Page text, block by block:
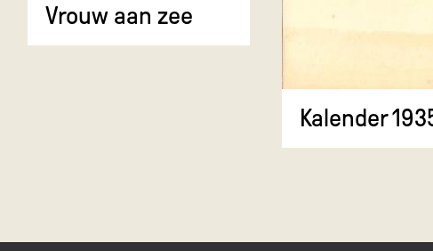
Vrouw aan zee
Kalender